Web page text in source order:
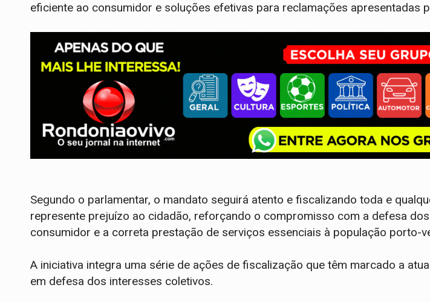
eficiente ao consumidor e soluções efetivas para reclamações apresentadas
Segundo o parlamentar, o mandato seguirá atento e fiscalizando toda e
represente prejuízo ao cidadão, reforçando o compromisso com a defesa
consumidor e a correta prestação de serviços essenciais à população porto-
A iniciativa integra uma série de ações de fiscalização que têm marcado a
em defesa dos interesses coletivos.